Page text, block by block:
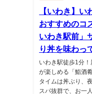
【いわき】い
おすすめのコ
いわき駅前」
り丼を味わっ
いわき駅徒歩1分
が楽しめる「鮨酒
タイムは丼ぶり、
スパ抜群で、お一